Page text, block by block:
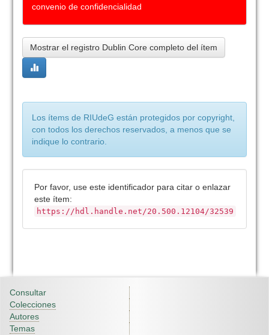
convenio de confidencialidad
Mostrar el registro Dublin Core completo del ítem
Los ítems de RIUdeG están protegidos por copyright,
con todos los derechos reservados, a menos que se
indique lo contrario.
Por favor, use este identificador para citar o enlazar
este ítem:
https://hdl.handle.net/20.500.12104/32539
Consultar
Colecciones
Autores
Temas